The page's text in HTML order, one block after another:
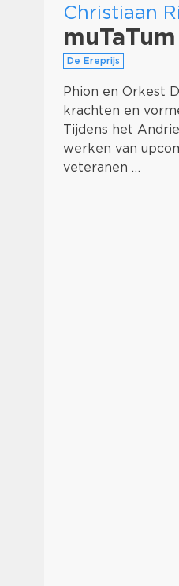
Christiaan
muTaTum
De Ereprijs
Phion en Orkest
krachten en
Tijdens het
werken van
veteranen …